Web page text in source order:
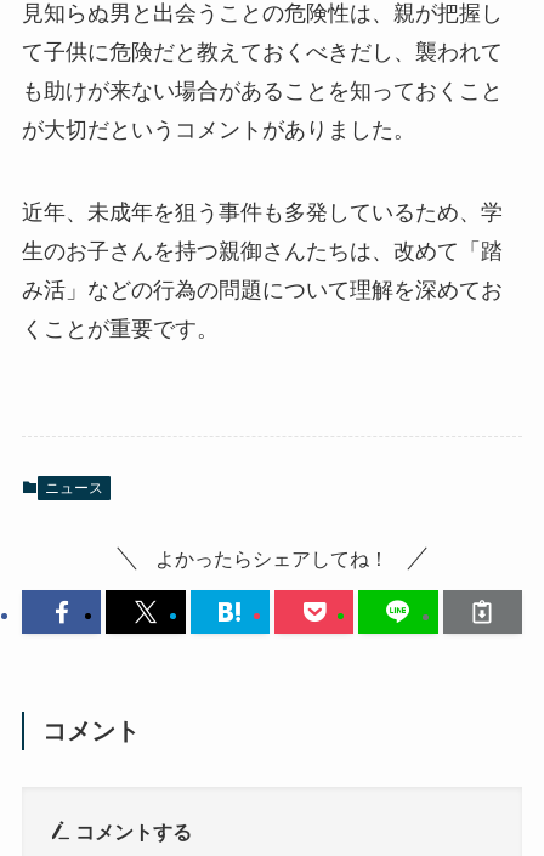
見知らぬ男と出会うことの危険性は、親が把握し
て子供に危険だと教えておくべきだし、襲われて
も助けが来ない場合があることを知っておくこと
が大切だというコメントがありました。
近年、未成年を狙う事件も多発しているため、学
生のお子さんを持つ親御さんたちは、改めて「踏
み活」などの行為の問題について理解を深めてお
くことが重要です。
ニュース
よかったらシェアしてね！
コメント
コメントする